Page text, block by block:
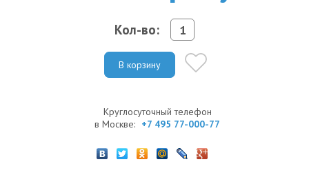
Кол-во:
В корзину
Круглосуточный телефон
в Москве: +7 495 77-000-77